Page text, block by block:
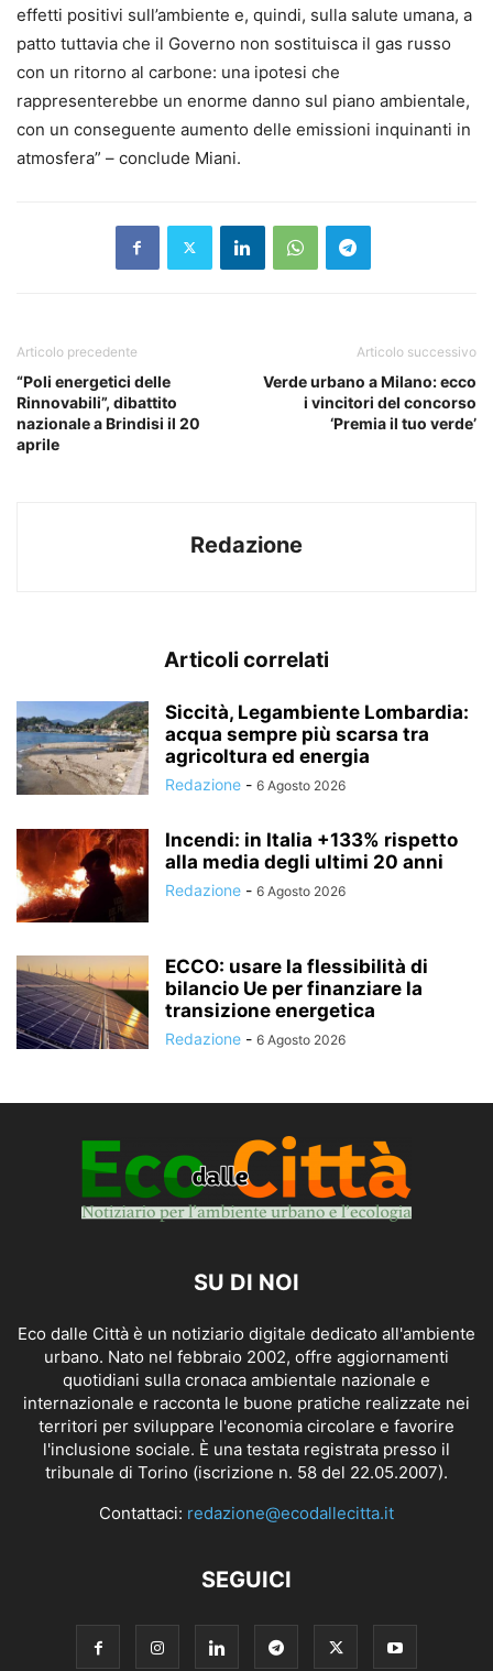
effetti positivi sull’ambiente e, quindi, sulla salute umana, a
patto tuttavia che il Governo non sostituisca il gas russo
con un ritorno al carbone: una ipotesi che
rappresenterebbe un enorme danno sul piano ambientale,
con un conseguente aumento delle emissioni inquinanti in
atmosfera” – conclude Miani.
Articolo precedente
“Poli energetici delle
Rinnovabili”, dibattito
nazionale a Brindisi il 20
aprile
Articolo successivo
Verde urbano a Milano: ecco
i vincitori del concorso
‘Premia il tuo verde’
Redazione
Articoli correlati
Siccità, Legambiente Lombardia:
acqua sempre più scarsa tra
agricoltura ed energia
Redazione - 6 Agosto 2026
Incendi: in Italia +133% rispetto
alla media degli ultimi 20 anni
Redazione - 6 Agosto 2026
ECCO: usare la flessibilità di
bilancio Ue per finanziare la
transizione energetica
Redazione - 6 Agosto 2026
SU DI NOI
Eco dalle Città è un notiziario digitale dedicato all'ambiente
urbano. Nato nel febbraio 2002, offre aggiornamenti
quotidiani sulla cronaca ambientale nazionale e
internazionale e racconta le buone pratiche realizzate nei
territori per sviluppare l'economia circolare e favorire
l'inclusione sociale. È una testata registrata presso il
tribunale di Torino (iscrizione n. 58 del 22.05.2007).
Contattaci: redazione@ecodallecitta.it
SEGUICI